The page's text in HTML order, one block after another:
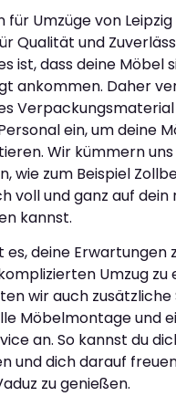
für Umzüge von
Qualität und
ist, dass deine Möbel
ankommen. Daher
ein, um deine
Wir kümmern
wie zum Beispiel
voll und ganz auf dein
kannst.
es, deine
Umzug zu
wir auch zusätzliche
Möbelmontage und
an. So kannst du
und dich darauf
zu genießen.